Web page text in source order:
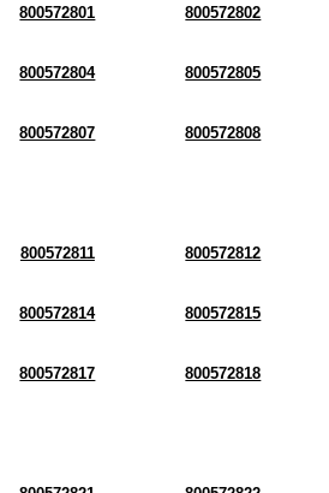
800572801 800572802
800572804 800572805
800572807 800572808
800572811 800572812
800572814 800572815
800572817 800572818